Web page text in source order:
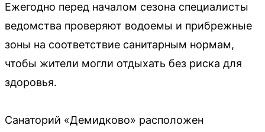
Ежегодно перед началом сезона специалисты
ведомства проверяют водоемы и прибрежные
зоны на соответствие санитарным нормам,
чтобы жители могли отдыхать без риска для
здоровья.
Санаторий «Демидково» расположен